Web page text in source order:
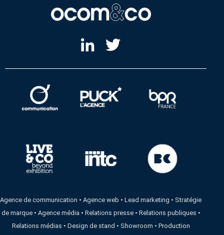
Agence de communication •Agence web •Lead marketing • Stratégie
de marque• Agence média • Relations presse• Relations publiques •
Relations médias • Design de stand • Showroom • Production